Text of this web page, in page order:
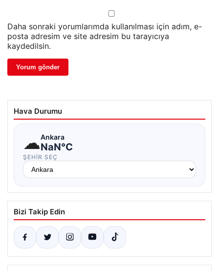
Daha sonraki yorumlarımda kullanılması için adım, e-
posta adresim ve site adresim bu tarayıcıya
kaydedilsin.
Hava Durumu
☁Ankara
NaN°C
ŞEHIR SEÇ
Bizi Takip Edin